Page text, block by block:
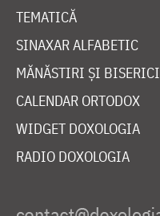
TEMATICĂ
SINAXAR ALFABETIC
MĂNĂSTIRI ȘI BISERICI
CALENDAR ORTODOX
WIDGET DOXOLOGIA
RADIO DOXOLOGIA